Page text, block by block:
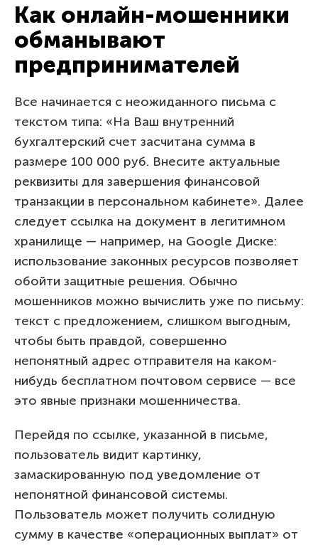
Как онлайн-мошенники
обманывают
предпринимателей
Все начинается с неожиданного письма с
текстом типа: «На Ваш внутренний
бухгалтерский счет засчитана сумма в
размере 100 000 руб. Внесите актуальные
реквизиты для завершения финансовой
транзакции в персональном кабинете». Далее
следует ссылка на документ в легитимном
хранилище — например, на Google Диске:
использование законных ресурсов позволяет
обойти защитные решения. Обычно
мошенников можно вычислить уже по письму:
текст с предложением, слишком выгодным,
чтобы быть правдой, совершенно
непонятный адрес отправителя на каком-
нибудь бесплатном почтовом сервисе — все
это явные признаки мошенничества.
Перейдя по ссылке, указанной в письме,
пользователь видит картинку,
замаскированную под уведомление от
непонятной финансовой системы.
Пользователь может получить солидную
сумму в качестве «операционных выплат» от